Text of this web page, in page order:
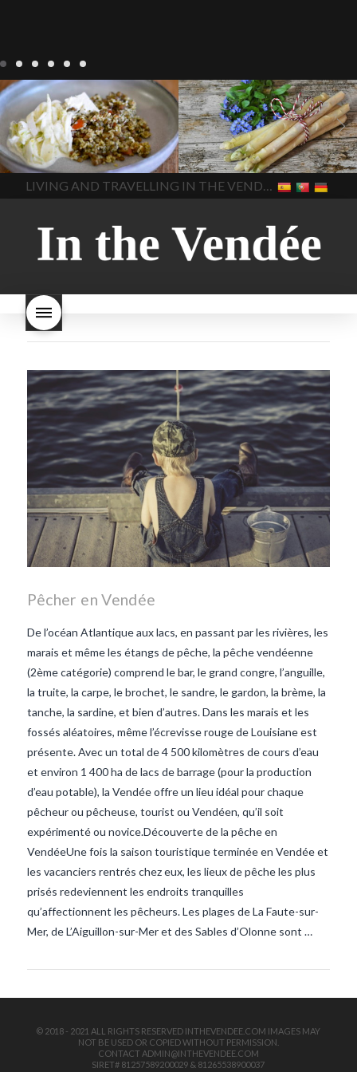
Notre cuisine
agriculture-
vendee comment cuisiner
les lentilles vertes cuisine-
vendue
cuisiner en France
cuisiner-avec-des-
ingrédients-vendus
cultures-vendues-lentilles la
cuisine au printemps la
cuisine avec les lentilles la
en vacances
lentilles vertes
lentilles vertes et boulgour
lentilles vertes-vendues les
grossir les lentilles vertes
sont-elles bonnes pour la
santé les lentilles vertes
sont-elles bonnes pour vous
repas d'été repas de
printemps salade d'endives
salade de lentilles vertes
taboulé
taboulé et lentilles
vertes
In The Vendee
Notre cuisine asperges
asperges-a-la-flamande
asperges-blanches
asperges-pour-le-petit-
déjeuner asperges-
saisonnières asperges-
sauce-crème asperges-
soup carbonara-
végétarienne cuisine
saisonnière
cuisine-locale
cuisine-maison européenne
cuisine-maison-france
In The Vendee
Pêcher en Vendée
De l’océan Atlantique aux lacs, en passant par les rivières, les
marais et même les étangs de pêche, la pêche vendéenne
(2ème catégorie) comprend le bar, le grand congre, l’anguille,
la truite, la carpe, le brochet, le sandre, le gardon, la brème, la
tanche, la sardine, et bien d’autres. Dans les marais et les
fossés aléatoires, même l’écrevisse rouge de Louisiane est
présente. Avec un total de 4 500 kilomètres de cours d’eau
et environ 1 400 ha de lacs de barrage (pour la production
d’eau potable), la Vendée offre un lieu idéal pour chaque
pêcheur ou pêcheuse, tourist ou Vendéen, qu’il soit
expérimenté ou novice.Découverte de la pêche en
VendéeUne fois la saison touristique terminée en Vendée et
les vacanciers rentrés chez eux, les lieux de pêche les plus
prisés redeviennent les endroits tranquilles
qu’affectionnent les pêcheurs. Les plages de La Faute-sur-
Mer, de L’Aiguillon-sur-Mer et des Sables d’Olonne sont …
© 2018 - 2021 ALL RIGHTS RESERVED INTHEVENDEE.COM IMAGES MAY
NOT BE USED OR COPIED WITHOUT PERMISSION.
CONTACT ADMIN@INTHEVENDEE.COM
SIRET# 81257589200029 & 81265538900037